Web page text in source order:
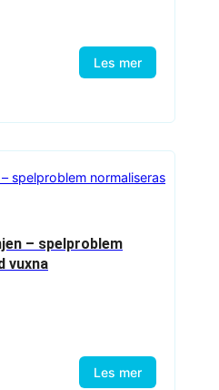
Les mer
– spelproblem
vuxna
Les mer